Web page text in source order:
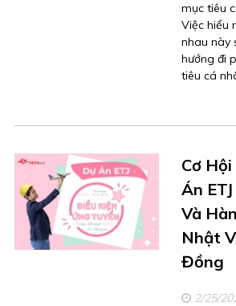
mục tiêu
Việc hiểu
nhau này
hướng đi
tiêu cá
Cơ
Án
Và
Nhật
Đồng
2/25/